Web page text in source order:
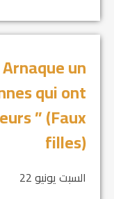
un
qui ont
” (Faux
filles)
السبت يونيو 22